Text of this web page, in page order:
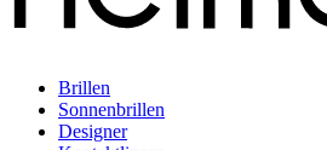
Brillen
Sonnenbrillen
Designer